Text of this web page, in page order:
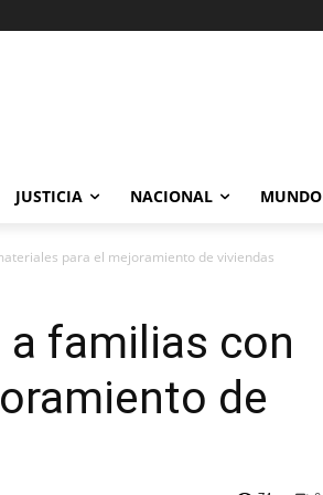
JUSTICIA NACIONAL MUNDO
para el mejoramiento de viviendas
a familias con
de